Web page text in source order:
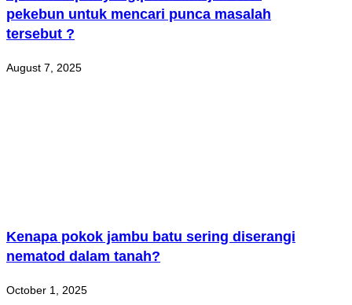
pekebun untuk mencari punca masalah
tersebut ?
August 7, 2025
Kenapa pokok jambu batu sering diserangi
nematod dalam tanah?
October 1, 2025